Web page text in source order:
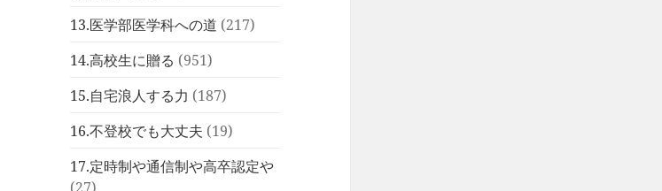
13.医学部医学科への道 (217)
14.高校生に贈る (951)
15.自宅浪人する力 (187)
16.不登校でも大丈夫 (19)
17.定時制や通信制や高卒認定や
(27)